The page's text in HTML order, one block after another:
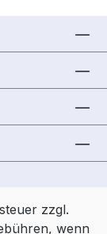
zzgl.
wenn